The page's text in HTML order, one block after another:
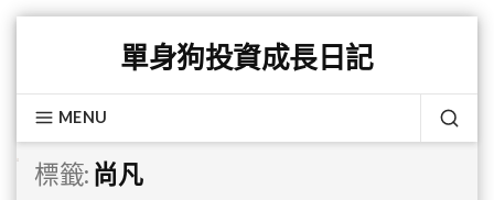
content
單身狗投資成長日記
MENU
標籤: 尚凡